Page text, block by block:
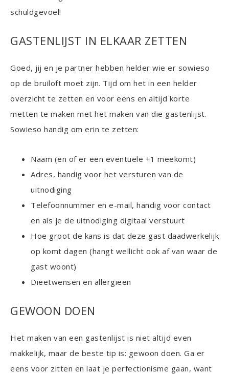
schuldgevoel!
GASTENLIJST IN ELKAAR ZETTEN
Goed, jij en je partner hebben helder wie er sowieso
op de bruiloft moet zijn. Tijd om het in een helder
overzicht te zetten en voor eens en altijd korte
metten te maken met het maken van die gastenlijst.
Sowieso handig om erin te zetten:
Naam (en of er een eventuele +1 meekomt)
Adres, handig voor het versturen van de
uitnodiging
Telefoonnummer en e-mail, handig voor contact
en als je de uitnodiging digitaal verstuurt
Hoe groot de kans is dat deze gast daadwerkelijk
op komt dagen (hangt wellicht ook af van waar de
gast woont)
Dieetwensen en allergieën
GEWOON DOEN
Het maken van een gastenlijst is niet altijd even
makkelijk, maar de beste tip is: gewoon doen. Ga er
eens voor zitten en laat je perfectionisme gaan, want